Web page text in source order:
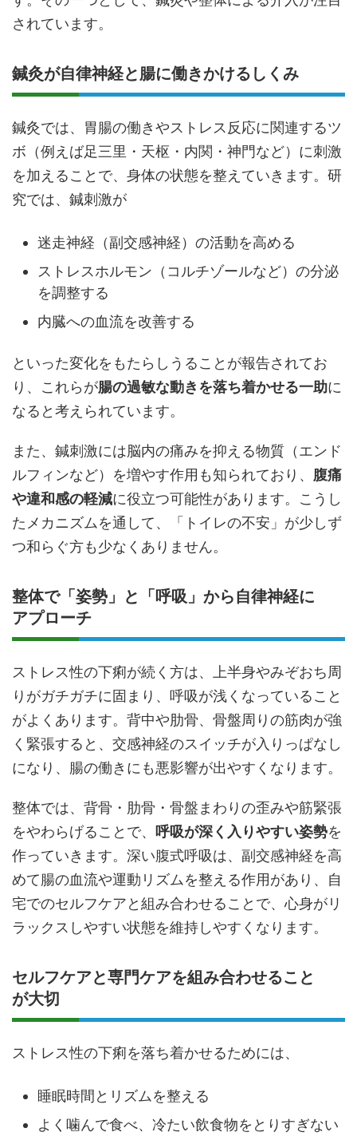
されています。
鍼灸が自律神経と腸に働きかけるしくみ
鍼灸では、胃腸の働きやストレス反応に関連するツ
ボ（例えば足三里・天枢・内関・神門など）に刺激
を加えることで、身体の状態を整えていきます。研
究では、鍼刺激が
迷走神経（副交感神経）の活動を高める
ストレスホルモン（コルチゾールなど）の分泌
を調整する
内臓への血流を改善する
といった変化をもたらしうることが報告されてお
り、これらが腸の過敏な動きを落ち着かせる一助に
なると考えられています。
また、鍼刺激には脳内の痛みを抑える物質（エンド
ルフィンなど）を増やす作用も知られており、 腹痛
や違和感の軽減に役立つ可能性があります。こうし
たメカニズムを通して、「トイレの不安」が少しず
つ和らぐ方も少なくありません。
整体で「姿勢」と「呼吸」から自律神経に
アプローチ
ストレス性の下痢が続く方は、上半身やみぞおち周
りがガチガチに固まり、呼吸が浅くなっていること
がよくあります。背中や肋骨、骨盤周りの筋肉が強
く緊張すると、交感神経のスイッチが入りっぱなし
になり、腸の働きにも悪影響が出やすくなります。
整体では、背骨・肋骨・骨盤まわりの歪みや筋緊張
をやわらげることで、 呼吸が深く入りやすい姿勢を
作っていきます。深い腹式呼吸は、副交感神経を高
めて腸の血流や運動リズムを整える作用があり、自
宅でのセルフケアと組み合わせることで、心身がリ
ラックスしやすい状態を維持しやすくなります。
セルフケアと専門ケアを組み合わせること
が大切
ストレス性の下痢を落ち着かせるためには、
睡眠時間とリズムを整える
よく噛んで食べ、冷たい飲食物をとりすぎない